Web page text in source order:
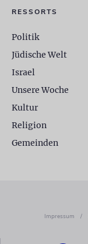
RESSORTS
Politik
Jüdische Welt
Israel
Unsere Woche
Kultur
Religion
Gemeinden
Impressum
/